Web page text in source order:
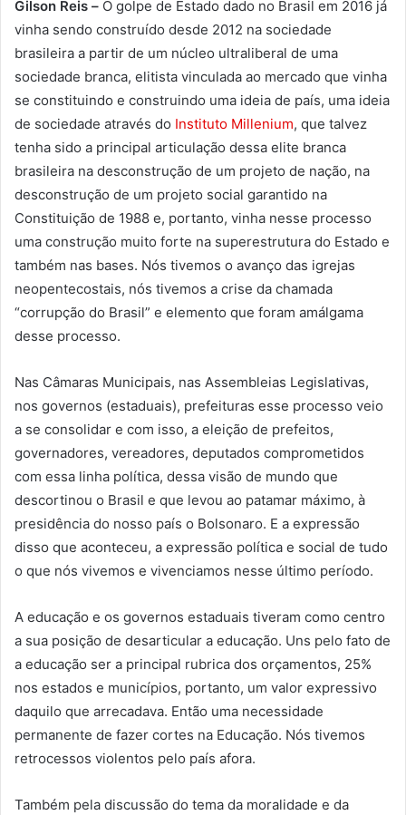
Gilson Reis – O golpe de Estado dado no Brasil em 2016 já
vinha sendo construído desde 2012 na sociedade
brasileira a partir de um núcleo ultraliberal de uma
sociedade branca, elitista vinculada ao mercado que vinha
se constituindo e construindo uma ideia de país, uma ideia
de sociedade através do Instituto Millenium, que talvez
tenha sido a principal articulação dessa elite branca
brasileira na desconstrução de um projeto de nação, na
desconstrução de um projeto social garantido na
Constituição de 1988 e, portanto, vinha nesse processo
uma construção muito forte na superestrutura do Estado e
também nas bases. Nós tivemos o avanço das igrejas
neopentecostais, nós tivemos a crise da chamada
“corrupção do Brasil” e elemento que foram amálgama
desse processo.
Nas Câmaras Municipais, nas Assembleias Legislativas,
nos governos (estaduais), prefeituras esse processo veio
a se consolidar e com isso, a eleição de prefeitos,
governadores, vereadores, deputados comprometidos
com essa linha política, dessa visão de mundo que
descortinou o Brasil e que levou ao patamar máximo, à
presidência do nosso país o Bolsonaro. E a expressão
disso que aconteceu, a expressão política e social de tudo
o que nós vivemos e vivenciamos nesse último período.
A educação e os governos estaduais tiveram como centro
a sua posição de desarticular a educação. Uns pelo fato de
a educação ser a principal rubrica dos orçamentos, 25%
nos estados e municípios, portanto, um valor expressivo
daquilo que arrecadava. Então uma necessidade
permanente de fazer cortes na Educação. Nós tivemos
retrocessos violentos pelo país afora.
Também pela discussão do tema da moralidade e da